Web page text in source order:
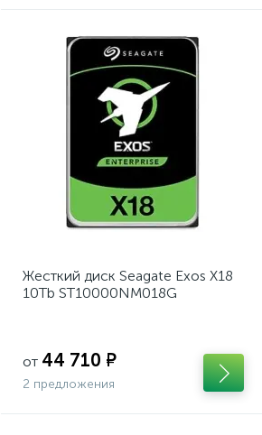
Жесткий диск Seagate Exos X18
10Tb ST10000NM018G
от 44 710 ₽
2 предложения